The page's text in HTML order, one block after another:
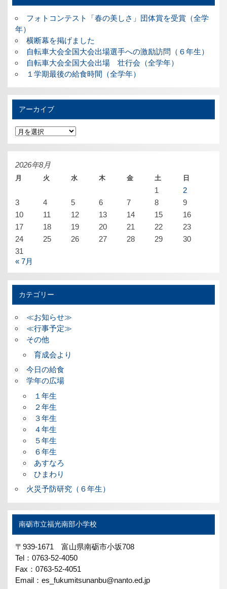
フォトコンテスト「春の美しさ」団体賞を受賞（全学
年）
横断幕を掲げました
自転車大会全国大会出場選手への激励訪問（６年生）
自転車大会全国大会出場 壮行会（全学年）
１学期最後の給食時間（全学年）
アーカイブ
ア
ー
カ
イ
ブ
2026年8月
月 火 水 木 金 土 日
1
2
3
4 5 6 7 8
9
10
11 12 13 14 15
16
17
18 19 20 21 22
23
24
25 26 27 28 29
30
31
« 7月
カテゴリー
≪お知らせ≫
≪行事予定≫
その他
育成会より
今日の給食
学年の広場
１年生
２年生
３年生
４年生
５年生
６年生
あすなろ
ひまわり
火災予防研究（６年生）
南砺市立福光南部小学校
〒939-1671 富山県南砺市小坂708
Tel：0763-52-4050
Fax：0763-52-4051
Email：es_fukumitsunanbu@nanto.ed.jp